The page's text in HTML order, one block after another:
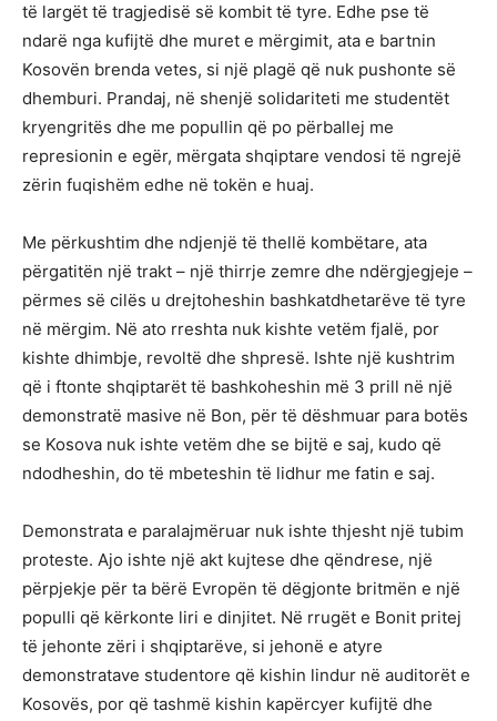
të largët të tragjedisë së kombit të tyre. Edhe pse të
ndarë nga kufijtë dhe muret e mërgimit, ata e bartnin
Kosovën brenda vetes, si një plagë që nuk pushonte së
dhemburi. Prandaj, në shenjë solidariteti me studentët
kryengritës dhe me popullin që po përballej me
represionin e egër, mërgata shqiptare vendosi të ngrejë
zërin fuqishëm edhe në tokën e huaj.
Me përkushtim dhe ndjenjë të thellë kombëtare, ata
përgatitën një trakt – një thirrje zemre dhe ndërgjegjeje –
përmes së cilës u drejtoheshin bashkatdhetarëve të tyre
në mërgim. Në ato rreshta nuk kishte vetëm fjalë, por
kishte dhimbje, revoltë dhe shpresë. Ishte një kushtrim
që i ftonte shqiptarët të bashkoheshin më 3 prill në një
demonstratë masive në Bon, për të dëshmuar para botës
se Kosova nuk ishte vetëm dhe se bijtë e saj, kudo që
ndodheshin, do të mbeteshin të lidhur me fatin e saj.
Demonstrata e paralajmëruar nuk ishte thjesht një tubim
proteste. Ajo ishte një akt kujtese dhe qëndrese, një
përpjekje për ta bërë Evropën të dëgjonte britmën e një
populli që kërkonte liri e dinjitet. Në rrugët e Bonit pritej
të jehonte zëri i shqiptarëve, si jehonë e atyre
demonstratave studentore që kishin lindur në auditorët e
Kosovës, por që tashmë kishin kapërcyer kufijtë dhe